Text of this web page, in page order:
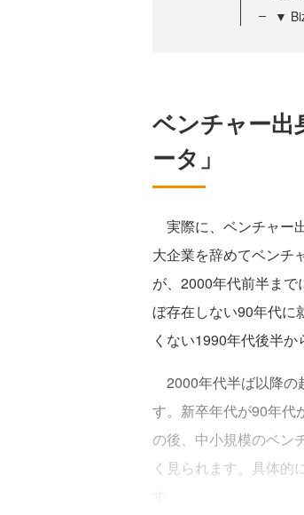
▼
ベンチャー出
ータ」
実際に、ベンチャー
大企業を辞めてベンチ
が、2000年代前半ま
ぼ存在しない90年代に
くない1990年代後半か
2000年代半ば以降の
す。新卒年代が90年代
の後、中小規模のベン
く見られます。具体的